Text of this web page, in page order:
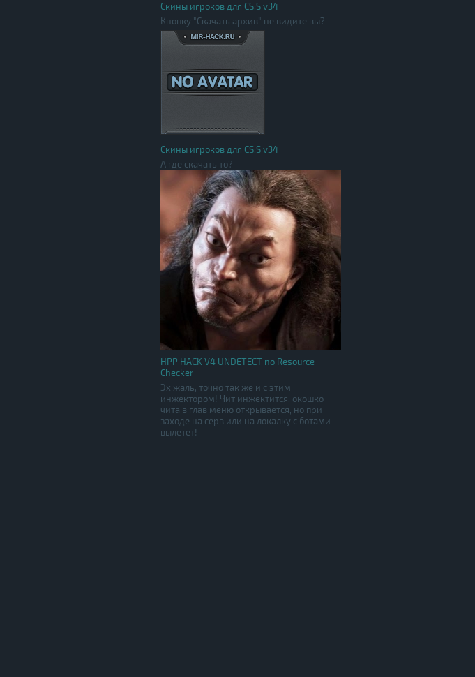
Скины игроков для CS:S v34
Кнопку "Скачать архив" не видите вы?
Скины игроков для CS:S v34
А где скачать то?
HPP HACK V4 UNDETECT no Resource
Checker
Эх жаль, точно так же и с этим
инжектором! Чит инжектится, окошко
чита в глав меню открывается, но при
заходе на серв или на локалку с ботами
вылетет!